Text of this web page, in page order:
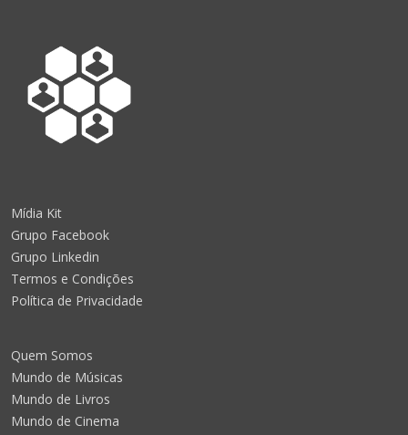
Mídia Kit
Grupo Facebook
Grupo Linkedin
Termos e Condições
Política de Privacidade
Quem Somos
Mundo de Músicas
Mundo de Livros
Mundo de Cinema